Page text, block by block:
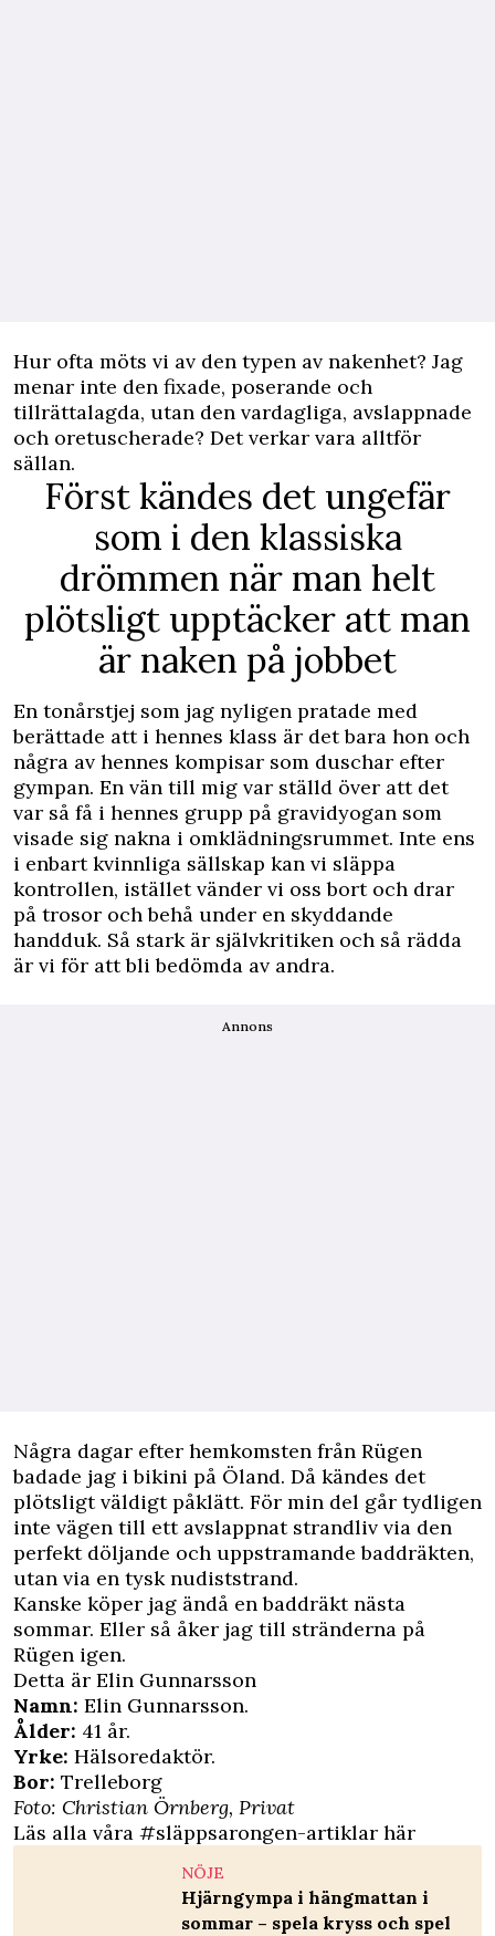
Hur ofta möts vi av den typen av nakenhet? Jag
menar inte den fixade, poserande och
tillrättalagda, utan den vardagliga, avslappnade
och oretuscherade? Det verkar vara alltför
sällan.
Först kändes det ungefär
som i den klassiska
drömmen när man helt
plötsligt upptäcker att man
är naken på jobbet
En tonårstjej som jag nyligen pratade med
berättade att i hennes klass är det bara hon och
några av hennes kompisar som duschar efter
gympan. En vän till mig var ställd över att det
var så få i hennes grupp på gravidyogan som
visade sig nakna i omklädningsrummet. Inte ens
i enbart kvinnliga sällskap kan vi släppa
kontrollen, istället vänder vi oss bort och drar
på trosor och behå under en skyddande
handduk. Så stark är självkritiken och så rädda
är vi för att bli bedömda av andra.
Annons
Några dagar efter hemkomsten från Rügen
badade jag i bikini på Öland. Då kändes det
plötsligt väldigt påklätt. För min del går tydligen
inte vägen till ett avslappnat strandliv via den
perfekt döljande och uppstramande baddräkten,
utan via en tysk nudiststrand.
Kanske köper jag ändå en baddräkt nästa
sommar. Eller så åker jag till stränderna på
Rügen igen.
Detta är Elin Gunnarsson
Namn: Elin Gunnarsson.
Ålder: 41 år.
Yrke: Hälsoredaktör.
Bor: Trelleborg
Foto: Christian Örnberg, Privat
Läs alla våra #släppsarongen-artiklar här
NÖJE
Hjärngympa i hängmattan i
sommar – spela kryss och spel